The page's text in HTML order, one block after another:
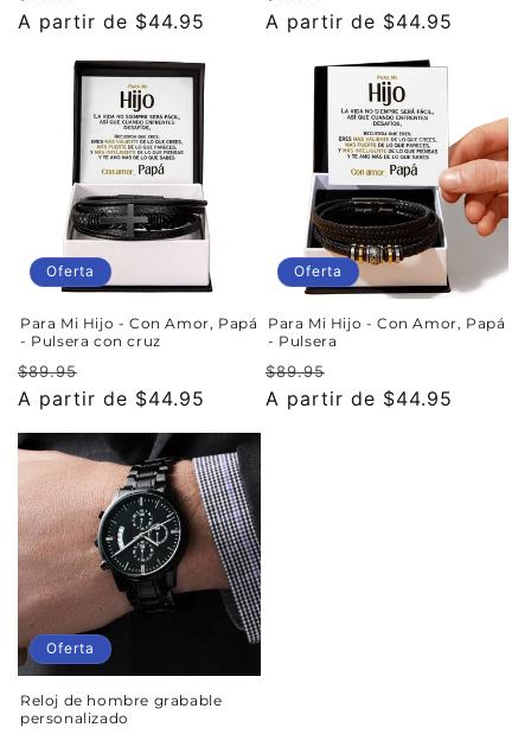
habitualde
A partir de $44.95
habitualde
A partir de $44.95
Oferta
Para Mi Hijo - Con Amor, Papá
- Pulsera con cruz
Precio
habitual
$89.95
de
oferta
A partir de $44.95
Oferta
Para Mi Hijo - Con Amor, Papá
- Pulsera
Precio
habitual
$89.95
de
A partir de $44.95
Oferta
Reloj de hombre grabable
personalizado